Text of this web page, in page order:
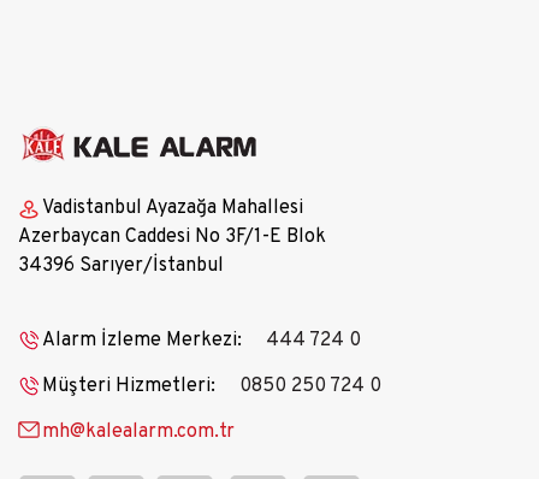
Vadistanbul Ayazağa Mahallesi
Azerbaycan Caddesi No 3F/1-E Blok
34396 Sarıyer/İstanbul
Alarm İzleme Merkezi:
444 724 0
Müşteri Hizmetleri:
0850 250 724 0
mh@kalealarm.com.tr